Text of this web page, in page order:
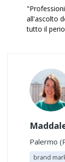
all'ascolto
tutto il
Palermo
brand